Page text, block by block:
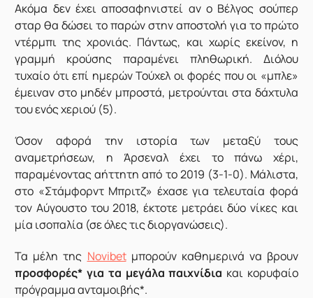
Ακόμα δεν έχει αποσαφηνιστεί αν ο Βέλγος σούπερ
σταρ θα δώσει το παρών στην αποστολή για το πρώτο
ντέρμπι της χρονιάς. Πάντως, και χωρίς εκείνον, η
γραμμή κρούσης παραμένει πληθωρική. Διόλου
τυχαίο ότι επί ημερών Τούχελ οι φορές που οι «μπλε»
έμειναν στο μηδέν μπροστά, μετρούνται στα δάχτυλα
του ενός χεριού (5).
Όσον αφορά την ιστορία των μεταξύ τους
αναμετρήσεων, η Άρσεναλ έχει το πάνω χέρι,
παραμένοντας αήττητη από το 2019 (3-1-0). Μάλιστα,
στο «Στάμφορντ Μπριτζ» έχασε για τελευταία φορά
τον Αύγουστο του 2018, έκτοτε μετράει δύο νίκες και
μία ισοπαλία (σε όλες τις διοργανώσεις).
Τα μέλη της Novibetμπορούν καθημερινά να βρουν
προσφορές* για τα μεγάλα παιχνίδια και κορυφαίο
πρόγραμμα ανταμοιβής*.